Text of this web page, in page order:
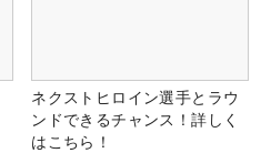
ネクストヒロイン選手とラウ
ンドできるチャンス！詳しく
はこちら！